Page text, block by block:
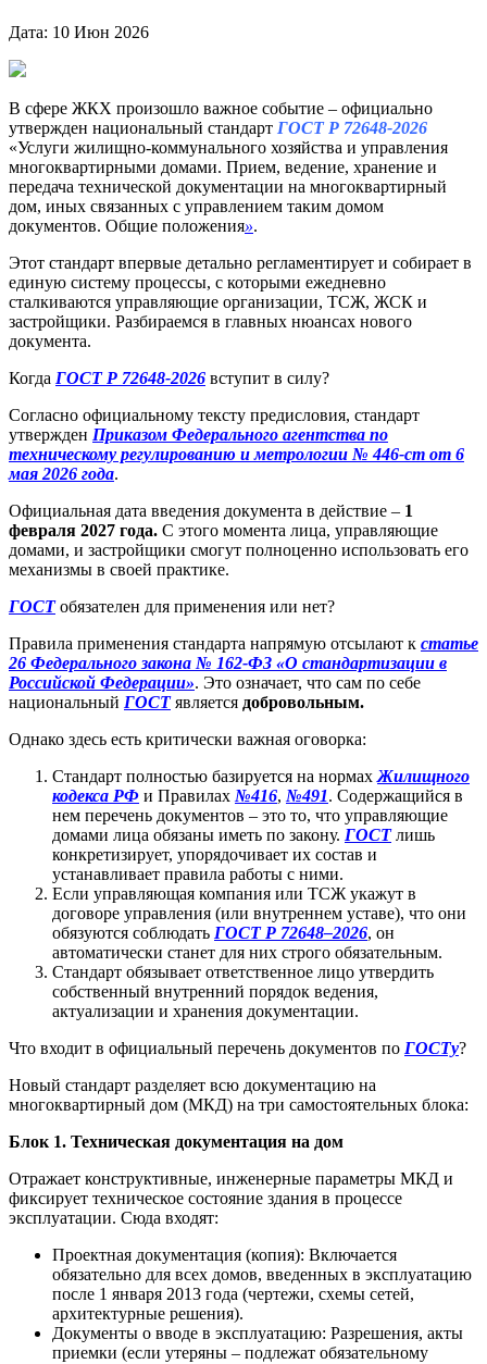
Дата: 10 Июн 2026
В сфере ЖКХ произошло важное событие – официально
утвержден национальный стандарт ГОСТ Р 72648-2026
«Услуги жилищно-коммунального хозяйства и управления
многоквартирными домами. Прием, ведение, хранение и
передача технической документации на многоквартирный
дом, иных связанных с управлением таким домом
документов. Общие положения».
Этот стандарт впервые детально регламентирует и собирает в
единую систему процессы, с которыми ежедневно
сталкиваются управляющие организации, ТСЖ, ЖСК и
застройщики. Разбираемся в главных нюансах нового
документа.
Когда ГОСТ Р 72648-2026 вступит в силу?
Согласно официальному тексту предисловия, стандарт
утвержден Приказом Федерального агентства по
техническому регулированию и метрологии № 446-ст от 6
мая 2026 года.
Официальная дата введения документа в действие – 1
февраля 2027 года. С этого момента лица, управляющие
домами, и застройщики смогут полноценно использовать его
механизмы в своей практике.
ГОСТобязателен для применения или нет?
Правила применения стандарта напрямую отсылают к статье
26 Федерального закона № 162-ФЗ «О стандартизации в
Российской Федерации». Это означает, что сам по себе
национальный ГОСТявляется добровольным.
Однако здесь есть критически важная оговорка:
Стандарт полностью базируется на нормах Жилищного
кодекса РФ и Правилах №416, №491. Содержащийся в
нем перечень документов – это то, что управляющие
домами лица обязаны иметь по закону. ГОСТлишь
конкретизирует, упорядочивает их состав и
устанавливает правила работы с ними.
Если управляющая компания или ТСЖ укажут в
договоре управления (или внутреннем уставе), что они
обязуются соблюдать ГОСТ Р 72648–2026, он
автоматически станет для них строго обязательным.
Стандарт обязывает ответственное лицо утвердить
собственный внутренний порядок ведения,
актуализации и хранения документации.
Что входит в официальный перечень документов по ГОСТу?
Новый стандарт разделяет всю документацию на
многоквартирный дом (МКД) на три самостоятельных блока:
Блок 1. Техническая документация на дом
Отражает конструктивные, инженерные параметры МКД и
фиксирует техническое состояние здания в процессе
эксплуатации. Сюда входят:
Проектная документация (копия): Включается
обязательно для всех домов, введенных в эксплуатацию
после 1 января 2013 года (чертежи, схемы сетей,
архитектурные решения).
Документы о вводе в эксплуатацию: Разрешения, акты
приемки (если утеряны – подлежат обязательному